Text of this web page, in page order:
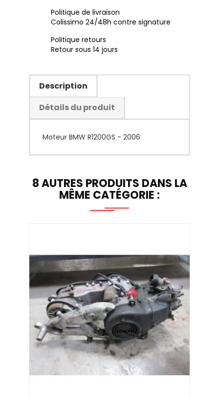
Politique de livraison
Colissimo 24/48h contre signature
Politique retours
Retour sous 14 jours
Description
Détails du produit
Moteur BMW R1200GS - 2006
8 AUTRES PRODUITS DANS LA
MÊME CATÉGORIE :